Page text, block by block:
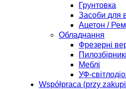
Грунтовка
Засоби для
Ацетон /
Обладнання
Фрезерні
Меблі
УФ-
Współpraca (przy